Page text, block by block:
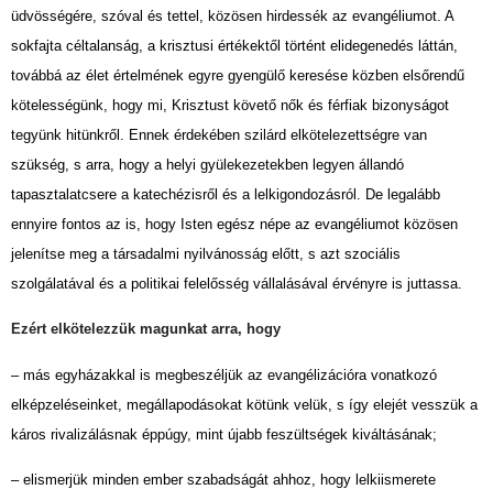
üdvösségére, szóval és tettel, közösen hirdessék az evangéliumot. A
sokfajta céltalanság, a krisztusi értékektől történt elidegenedés láttán,
továbbá az élet értelmének egyre gyengülő keresése közben elsőrendű
kötelességünk, hogy mi, Krisztust követő nők és férfiak bizonyságot
tegyünk hitünkről. Ennek érdekében szilárd elkötelezettségre van
szükség, s arra, hogy a helyi gyülekezetekben legyen állandó
tapasztalatcsere a katechézisről és a lelkigondozásról. De legalább
ennyire fontos az is, hogy Isten egész népe az evangéliumot közösen
jelenítse meg a társadalmi nyilvánosság előtt, s azt szociális
szolgálatával és a politikai felelősség vállalásával érvényre is juttassa.
Ezért elkötelezzük magunkat arra, hogy
– más egyházakkal is megbeszéljük az evangélizációra vonatkozó
elképzeléseinket, megállapodásokat kötünk velük, s így elejét vesszük a
káros rivalizálásnak éppúgy, mint újabb feszültségek kiváltásának;
– elismerjük minden ember szabadságát ahhoz, hogy lelkiismerete